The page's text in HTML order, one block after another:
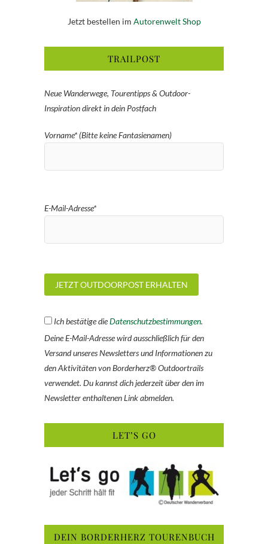
Jetzt bestellen im Autorenwelt Shop
TRAILPOST
Neue Wanderwege, Tourentipps & Outdoor-
Inspiration direkt in dein Postfach
Vorname* (Bitte keine Fantasienamen)
E-Mail-Adresse*
Ich bestätige dieDatenschutzbestimmungen.
Deine E-Mail-Adresse wird ausschließlich für den
Versand unseres Newsletters und Informationen zu
den Aktivitäten von Borderherz® Outdoortrails
verwendet. Du kannst dich jederzeit über den im
Newsletter enthaltenen Link abmelden.
LET’S GO
DEIN BORDERHERZ TOURENBUCH